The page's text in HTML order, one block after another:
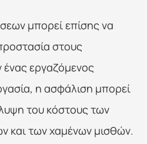
μπορεί επίσης να
στους
εργαζόμενος
η ασφάλιση μπορεί
του κόστους των
και των χαμένων μισθών.